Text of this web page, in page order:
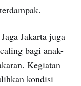
Jakarta juga
bagi anak-
Kegiatan
kondisi